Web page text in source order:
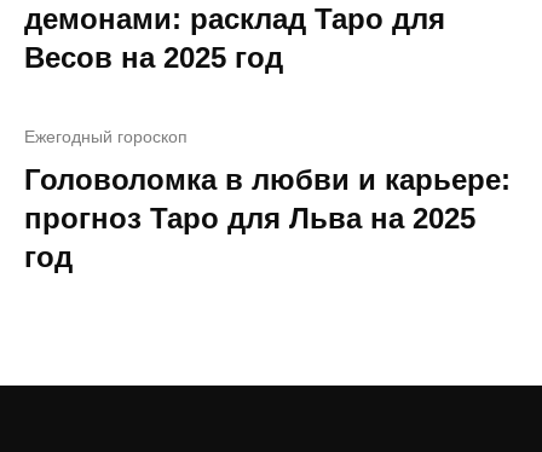
демонами: расклад Таро для
Весов на 2025 год
Ежегодный гороскоп
Головоломка в любви и карьере:
прогноз Таро для Льва на 2025
год